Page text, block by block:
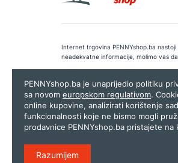
Internet trgovina PENNYshop.ba
neadekvatne informacije, molimo vas
Copyright © 2026.Penny plus d.o.o.
PENNYshop.ba je unaprijedio politiku
sa novom europskom regulativom.
online kupovine, analizirati korištenje
funkcionalnosti koje ne bismo mogli
prodavnice PENNYshop.ba pristajete na
Razumijem